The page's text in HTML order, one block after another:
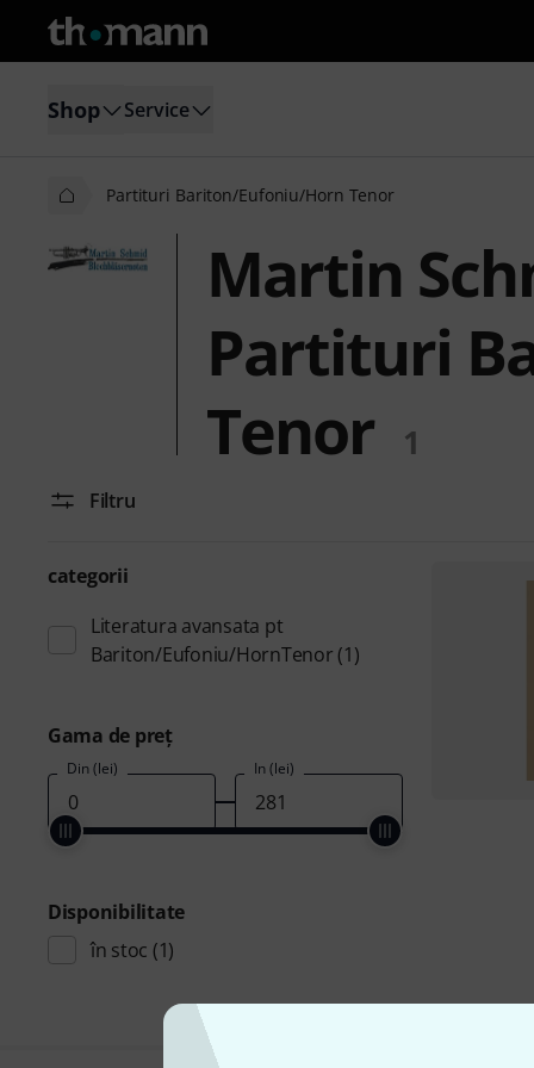
Shop Service
Partituri Bariton/Eufoniu/Horn Tenor
Martin
Partituri
Tenor
1
Filtru
categorii
Literatura avansata pt
Bariton/Eufoniu/HornTenor (1)
Gama de preţ
Din (lei) În (lei)
Disponibilitate
în stoc (1)